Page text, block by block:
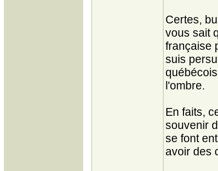
Certes,
vous sait
française
suis
l'ombre.
En faits,
souvenir
se font
avoir des